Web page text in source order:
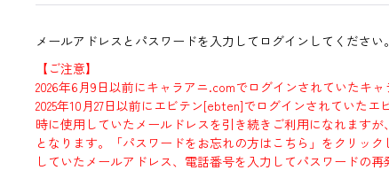
メールアドレスとパスワードを入力してログインしてください。
【ご注意】
2026年6月9日以前にキャラアニ.comでログインされていたキャ
2025年10月27日以前にエビテン[ebten]でログインされていた
時に使用していたメールドレスを引き続きご利用になれます
となります。「パスワードをお忘れの方はこちら」をクリッ
していたメールアドレス、電話番号を入力してパスワードの再